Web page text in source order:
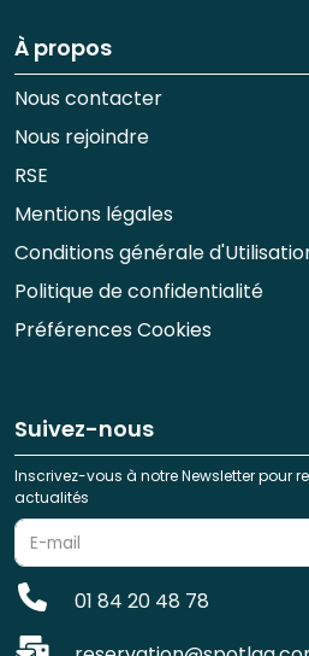
À propos
Nous contacter
Nous rejoindre
RSE
Mentions légales
Conditions générale
Politique de confidentialité
Préférences Cookies
Suivez-nous
Inscrivez-vous à notre Newsletter pour
actualités
01 84 20 48 78